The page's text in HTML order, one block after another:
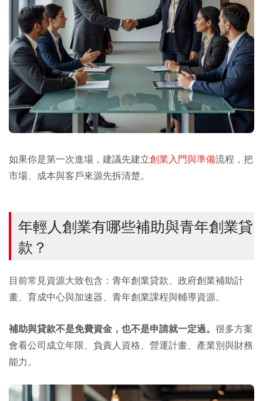
如果你是第一次進場，建議先建立創業入門與準備流程，把
市場、成本與客戶來源先拆清楚。
年輕人創業有哪些補助與青年創業貸
款？
目前常見資源大致包含：青年創業貸款、政府創業補助計
畫、育成中心與加速器、青年創業課程與輔導資源。
補助與貸款不是免費資金，也不是申請就一定過。 很多方案
會看公司成立年限、負責人資格、營運計畫、產業別與財務
能力。